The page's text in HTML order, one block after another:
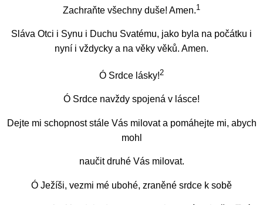
Zachraňte všechny duše! Amen.1
Sláva Otci i Synu i Duchu Svatému, jako byla na počátku i
nyní i vždycky a na věky věků. Amen.
Ó Srdce lásky!2
Ó Srdce navždy spojená v lásce!
Dejte mi schopnost stále Vás milovat a pomáhejte mi, abych
mohl
naučit druhé Vás milovat.
Ó Ježíši, vezmi mé ubohé, zraněné srdce k sobě